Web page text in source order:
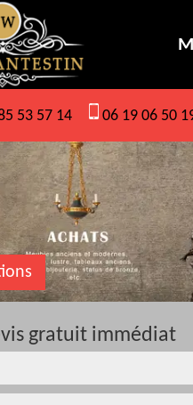
53 57 14 06 19 06 50
gratuit immédiat